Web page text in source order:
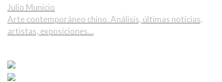
Julio Municio
Arte contemporáneo chino. Análisis, últimas noticias,
artistas, exposiciones…